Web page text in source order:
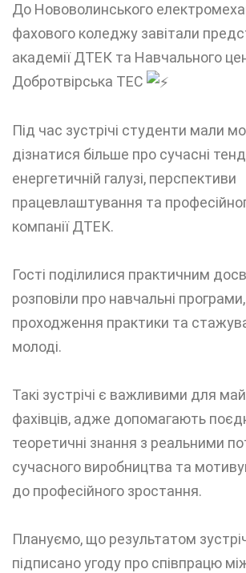
До Нововолинського
фахового коледжу завітали
академії ДТЕК та Навчального
Добротвірська ТЕС
Під час зустрічі студенти мали
дізнатися більше про сучасні
енергетичній галузі, перспективи
працевлаштування та
компанії ДТЕК.
Гості поділилися практичним
розповіли про навчальні
проходження практики та
молоді.
Такі зустрічі є важливими для
фахівців, адже допомагають
теоретичні знання з реальними
сучасного виробництва та
до професійного зростання.
Плануємо, що результатом
підписано угоду про співпрацю